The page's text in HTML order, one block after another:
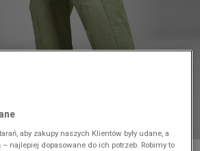
aby zakupy naszych Klientów były udane, a
– najlepiej dopasowane do ich potrzeb. Robimy to